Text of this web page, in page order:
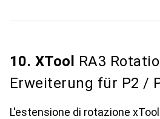
10. XTool
RA3
Erweiterung für P2 /
L'estensione di rotazione